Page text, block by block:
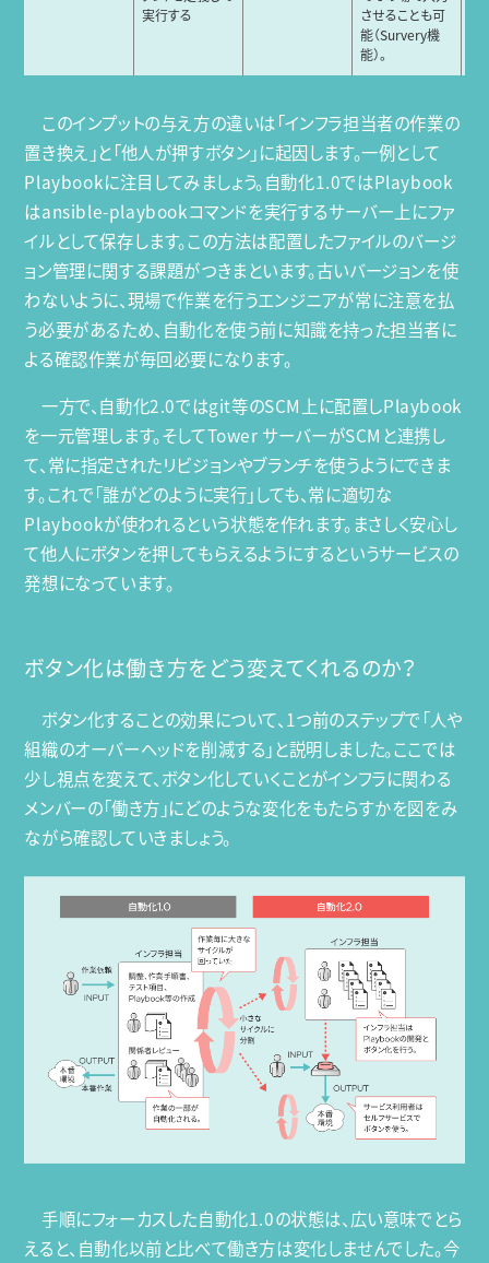
実行する
させることも可
能（Survery機
能）。
このインプットの与え方の違いは「インフラ担当者の作業の
置き換え」と「他人が押すボタン」に起因します。一例として
Playbookに注目してみましょう。自動化1.0ではPlaybook
はansible-playbookコマンドを実行するサーバー上にファ
イルとして保存します。この方法は配置したファイルのバージ
ョン管理に関する課題がつきまといます。古いバージョンを使
わないように、現場で作業を行うエンジニアが常に注意を払
う必要があるため、自動化を使う前に知識を持った担当者に
よる確認作業が毎回必要になります。
一方で、自動化2.0ではgit等のSCM上に配置しPlaybook
を一元管理します。そしてTower サーバーがSCMと連携し
て、常に指定されたリビジョンやブランチを使うようにできま
す。これで「誰がどのように実行」しても、常に適切な
Playbookが使われるという状態を作れます。まさしく安心し
て他人にボタンを押してもらえるようにするというサービスの
発想になっています。
ボタン化は働き方をどう変えてくれるのか？
ボタン化することの効果について、1つ前のステップで「人や
組織のオーバーヘッドを削減する」と説明しました。ここでは
少し視点を変えて、ボタン化していくことがインフラに関わる
メンバーの「働き方」にどのような変化をもたらすかを図をみ
ながら確認していきましょう。
手順にフォーカスした自動化1.0の状態は、広い意味でとら
えると、自動化以前と比べて働き方は変化しませんでした。今